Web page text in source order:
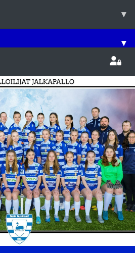
▾
▾